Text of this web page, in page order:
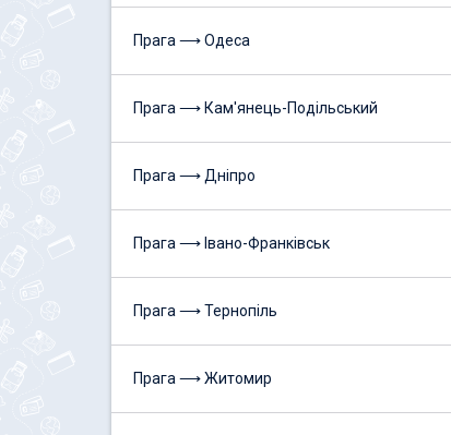
Прага ⟶ Одеса
Прага ⟶ Кам'янець-Подільський
Прага ⟶ Дніпро
Прага ⟶ Івано-Франківськ
Прага ⟶ Тернопіль
Прага ⟶ Житомир